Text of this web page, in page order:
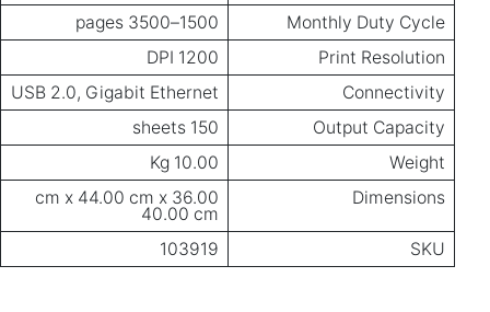
Monthly Duty Cycle
1500–3500 pages
Print Resolution
1200 DPI
Connectivity
USB 2.0, Gigabit Ethernet
Output Capacity
150 sheets
Weight
10.00 Kg
Dimensions
36.00 cm x 44.00 cm x
40.00 cm
SKU
103919